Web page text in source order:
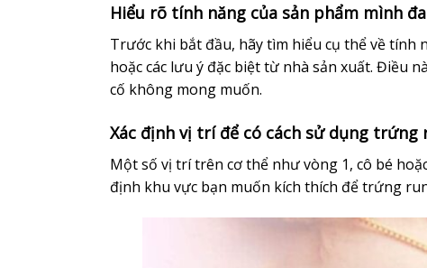
Hiểu rõ tính năng của sản phẩm mình
Trước khi bắt đầu, hãy tìm hiểu cụ thể về tính
hoặc các lưu ý đặc biệt từ nhà sản xuất. Điều
cố không mong muốn.
Xác định vị trí để có cách sử dụng trứng
Một số vị trí trên cơ thể như vòng 1, cô bé
định khu vực bạn muốn kích thích để trứng